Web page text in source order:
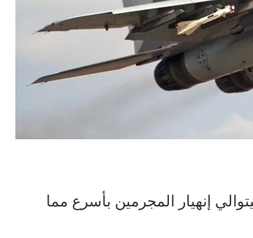
إنهيار المجرمين بأسرع مما